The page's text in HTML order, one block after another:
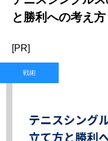
と勝利への考え方
[PR]
戦術